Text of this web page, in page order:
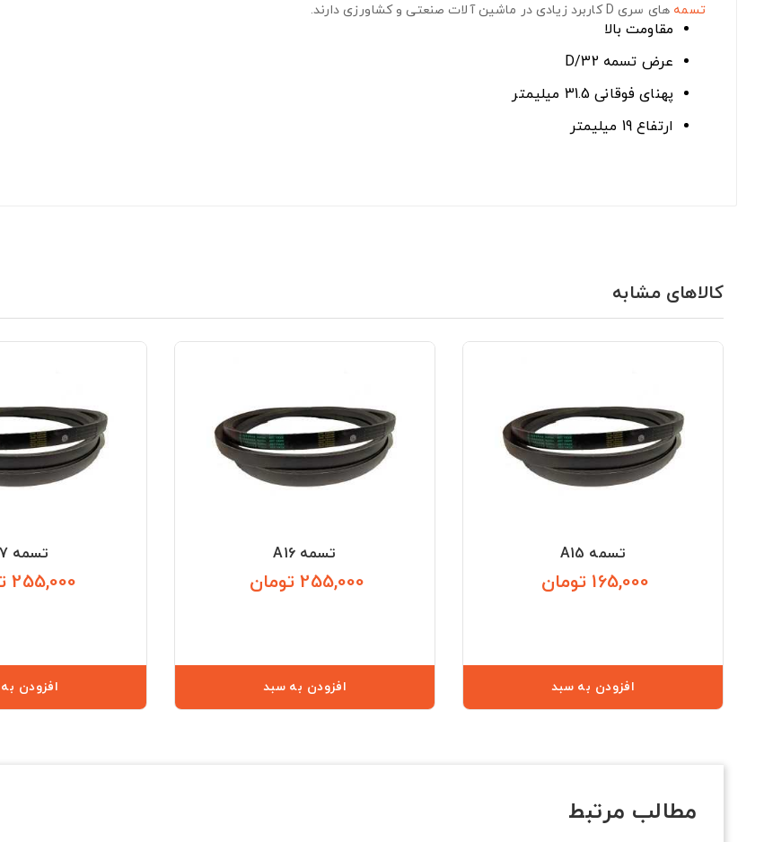
تسمه های سری D کاربرد زیادی در ماشین آلات صنعتی و کشاورزی دارند.
مقاومت بالا
عرض تسمه D/32
پهنای فوقانی 31.5 میلیمتر
ارتفاع 19 میلیمتر
کالاهای مشابه
تسمه A15
165,000 تومان
افزودن به سبد
تسمه A16
255,000 تومان
افزودن به سبد
تسمه A17
255,000 تومان
افزودن
مطالب مرتبط